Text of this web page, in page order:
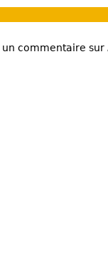
commentaire sur